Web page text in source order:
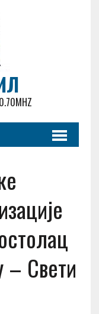
– Свети